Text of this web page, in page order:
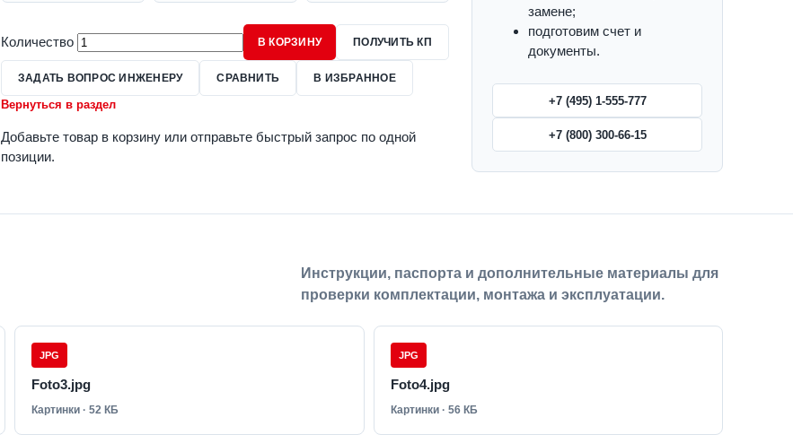
Количество В КОРЗИНУ ПОЛУЧИТЬ КП
ЗАДАТЬ ВОПРОС ИНЖЕНЕРУ СРАВНИТЬ В ИЗБРАННОЕ
Вернуться в раздел
Добавьте товар в корзину или отправьте быстрый запрос по одной
позиции.
замене;
подготовим счет и
документы.
+7 (495) 1-555-777
+7 (800) 300-66-15
Инструкции, паспорта и дополнительные материалы для
проверки комплектации, монтажа и эксплуатации.
JPG
Foto3.jpg
Картинки · 52 КБ
JPG
Foto4.jpg
Картинки · 56 КБ